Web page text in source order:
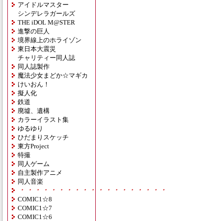
アイドルマスター
シンデレラガールズ
THE iDOL M@STER
進撃の巨人
境界線上のホライゾン
東日本大震災
チャリティー同人誌
同人誌製作
魔法少女まどか☆マギカ
けいおん！
擬人化
鉄道
廃墟、遺構
カラーイラスト集
ゆるゆり
ひだまりスケッチ
東方Project
特撮
同人ゲーム
自主製作アニメ
同人音楽
・・・・・・・・・・・・・・・・・・・
COMIC1☆8
COMIC1☆7
COMIC1☆6